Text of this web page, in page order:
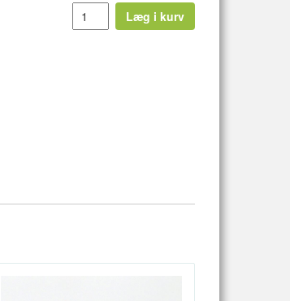
Læg i kurv